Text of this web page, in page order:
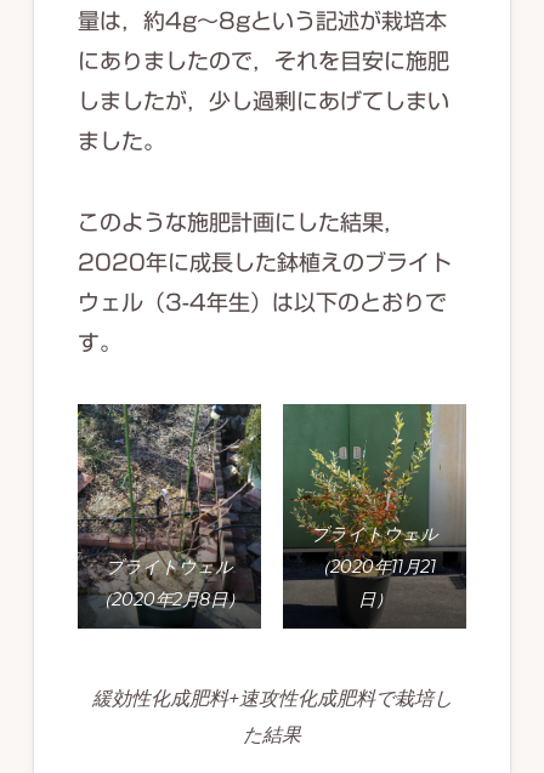
量は，約4g～8gという記述が栽培本
にありましたので，それを目安に施肥
しましたが，少し過剰にあげてしまい
ました。
このような施肥計画にした結果，
2020年に成長した鉢植えのブライト
ウェル（3-4年生）は以下のとおりで
す。
ブライトウェル
（2020年2月8日）
ブライトウェル
（2020年11月21
日）
緩効性化成肥料+速攻性化成肥料で栽培し
た結果